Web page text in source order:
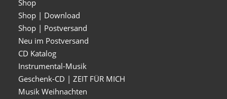
Shop
Shop | Download
Shop | Postversand
Neu im Postversand
CD Katalog
Instrumental-Musik
Geschenk-CD | ZEIT FÜR MICH
Musik Weihnachten